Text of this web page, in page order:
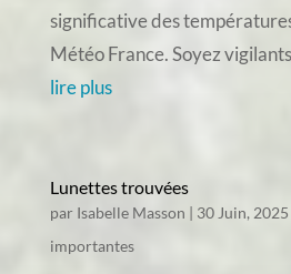
significative des
Météo France. Soyez
lire plus
Lunettes trouvées
par Isabelle Masson | 30 Juin, 2025
importantes